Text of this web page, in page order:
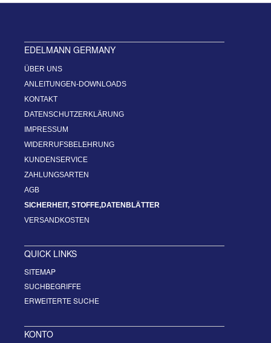
EDELMANN GERMANY
ÜBER UNS
ANLEITUNGEN-DOWNLOADS
KONTAKT
DATENSCHUTZERKLÄRUNG
IMPRESSUM
WIDERRUFSBELEHRUNG
KUNDENSERVICE
ZAHLUNGSARTEN
AGB
SICHERHEIT, STOFFE,DATENBLÄTTER
VERSANDKOSTEN
QUICK LINKS
SITEMAP
SUCHBEGRIFFE
ERWEITERTE SUCHE
KONTO